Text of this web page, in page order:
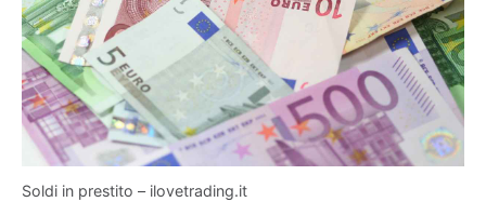
Soldi in prestito – ilovetrading.it